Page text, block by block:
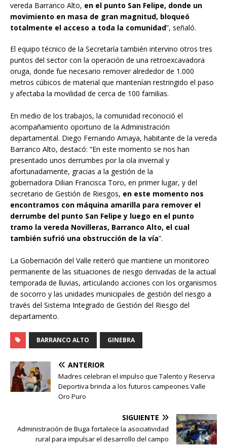
vereda Barranco Alto, en el punto San Felipe, donde un
movimiento en masa de gran magnitud, bloqueó
totalmente el acceso a toda la comunidad”, señaló.
El equipo técnico de la Secretaría también intervino otros tres
puntos del sector con la operación de una retroexcavadora
oruga, donde fue necesario remover alrededor de 1.000
metros cúbicos de material que mantenían restringido el paso
y afectaba la movilidad de cerca de 100 familias.
En medio de los trabajos, la comunidad reconoció el
acompañamiento oportuno de la Administración
departamental. Diego Fernando Amaya, habitante de la vereda
Barranco Alto, destacó: “En este momento se nos han
presentado unos derrumbes por la ola invernal y
afortunadamente, gracias a la gestión de la
gobernadora Dilian Francisca Toro, en primer lugar, y del
secretario de Gestión de Riesgos, en este momento nos
encontramos con máquina amarilla para remover el
derrumbe del punto San Felipe y luego en el punto
tramo la vereda Novilleras, Barranco Alto, el cual
también sufrió una obstrucción de la vía”.
La Gobernación del Valle reiteró que mantiene un monitoreo
permanente de las situaciones de riesgo derivadas de la actual
temporada de lluvias, articulando acciones con los organismos
de socorro y las unidades municipales de gestión del riesgo a
través del Sistema Integrado de Gestión del Riesgo del
departamento.
BARRANCO ALTO GINEBRA
ANTERIOR
Madres celebran el impulso que Talento y Reserva
Deportiva brinda a los futuros campeones Valle
Oro Puro
SIGUIENTE
Administración de Buga fortalece la asociatividad
rural para impulsar el desarrollo del campo